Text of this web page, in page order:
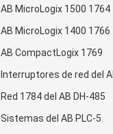
AB MicroLogix 1500 1764
AB MicroLogix 1400 1766
AB CompactLogix 1769
Interruptores de red del
Red 1784 del AB DH-485
Sistemas del AB PLC-5